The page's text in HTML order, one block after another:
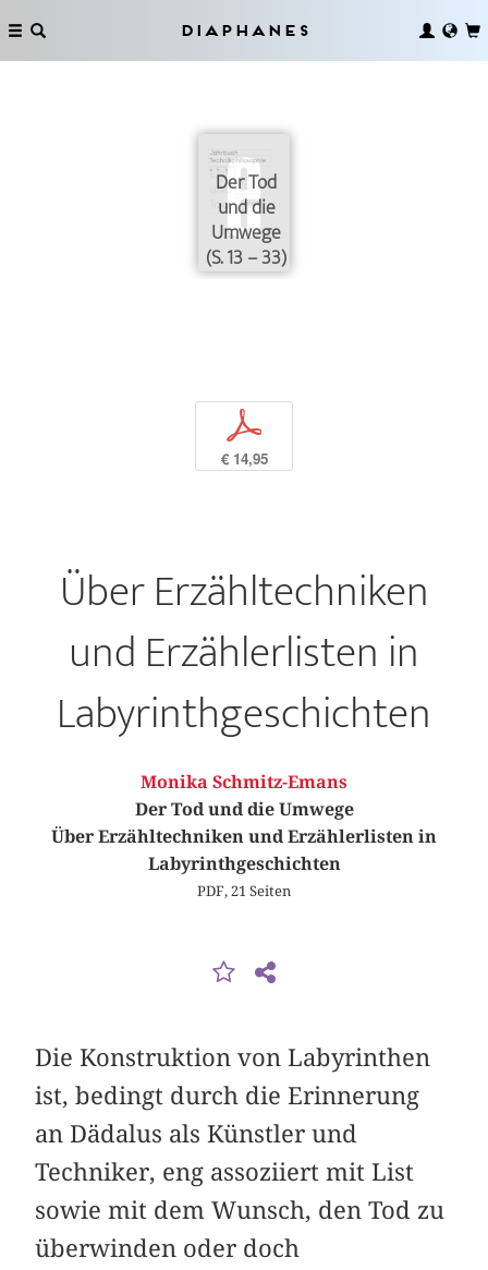
Diaphanes
Der Tod
und die
Umwege
(S. 13 – 33)
p
€ 14,95
Über Erzähltechniken
und Erzählerlisten in
Labyrinthgeschichten
Monika Schmitz-Emans
Der Tod und die Umwege
Über Erzähltechniken und Erzählerlisten in
Labyrinthgeschichten
PDF, 21 Seiten
Die Konstruktion von Labyrinthen
ist, bedingt durch die Erinnerung
an Dädalus als Künstler und
Techniker, eng assoziiert mit List
sowie mit dem Wunsch, den Tod zu
überwinden oder doch